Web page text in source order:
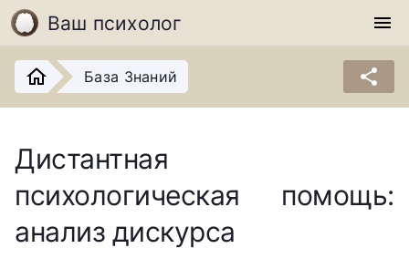
Ваш психолог menu
База Знаний share
Дистантная
психологическая помощь:
анализ дискурса